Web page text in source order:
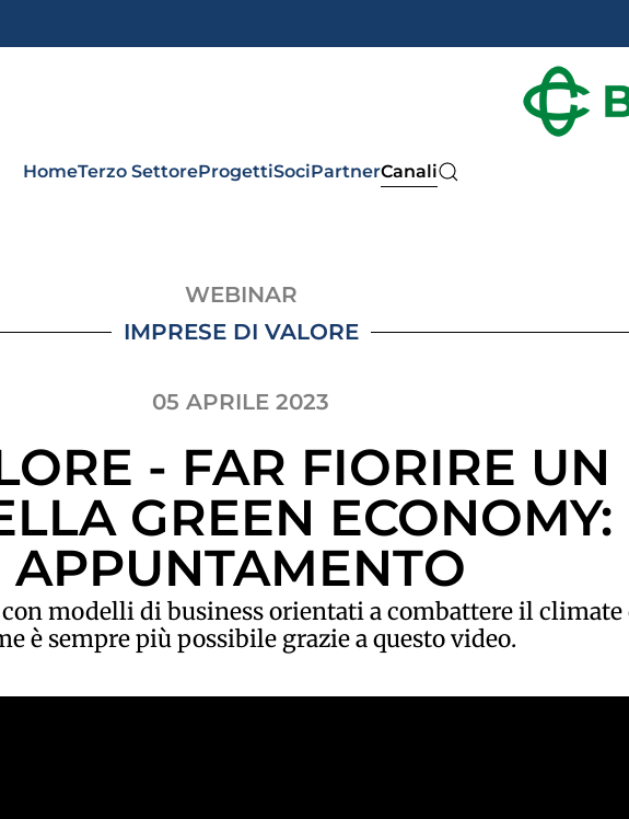
HomeTerzo SettoreProgettiSociPartnerCanali
WEBINAR
IMPRESE DI VALORE
05 APRILE 2023
- FAR FIORIRE UN
GREEN
APPUNTAMENTO
con modelli di business orientati a combattere il
è sempre più possibile grazie a questo video.